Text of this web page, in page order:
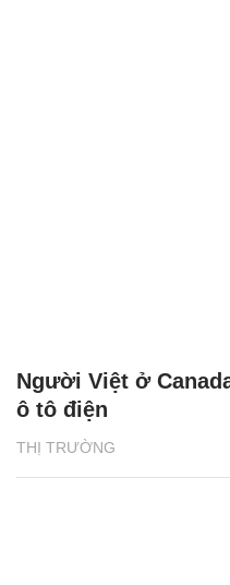
THỊ TRƯỜNG
Người Việt ở
ô tô điện